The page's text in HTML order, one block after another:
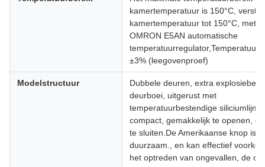
kamertemperatuur is 150°C,
kamertemperatuur tot 150°C, met
OMRON E5AN automatische
±3% (leegovenproef)
Modelstructuur
Dubbele deuren, extra
deurboei, uitgerust met
temperatuurbestendige siliciumlijm,
compact, gemakkelijk te openen,
te sluiten.De Amerikaanse knop is
duurzaam., en kan effectief
het optreden van ongevallen, de